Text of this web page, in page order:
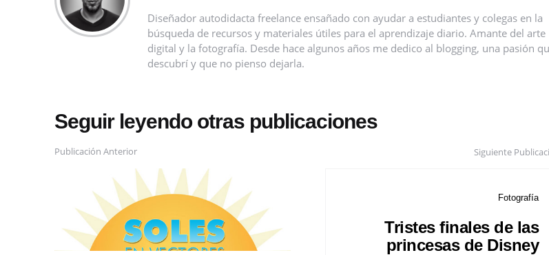
Diseñador autodidacta freelance ensañado con ayudar a estudiantes y colegas en la
búsqueda de recursos y materiales útiles para el aprendizaje diario. Amante del arte
digital y la fotografía. Desde hace algunos años me dedico al blogging, una pasión
descubrí y que no pienso dejarla.
Seguir leyendo otras publicaciones
Publicación Anterior Siguiente
Fotografía
Tristes finales de las
princesas de Disney